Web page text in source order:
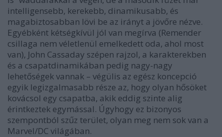
intelligensebb, kerekebb, dinamikusabb, és
magabiztosabban lövi be az irányt a jövőre nézve.
Egyébként kétségkívül jól van megírva (Remender
csillaga nem véletlenül emelkedett oda, ahol most
van), John Cassaday szépen rajzol, a karakterekben
és a csapatdinamikában pedig nagy-nagy
lehetőségek vannak – végülis az egész koncepció
egyik legizgalmasabb része az, hogy olyan hősöket
kovácsol egy csapatba, akik eddig szinte alig
érintkeztek egymással. Úgyhogy ez bizonyos
szempontból szűz terület, olyan meg nem sok van a
Marvel/DC világában.